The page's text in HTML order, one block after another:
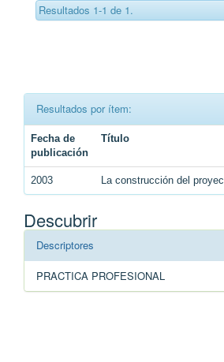
Resultados 1-1 de 1.
Resultados por ítem:
Fecha de
publicación
Título
2003 La construcción del
Descubrir
Descriptores
PRACTICA PROFESIONAL